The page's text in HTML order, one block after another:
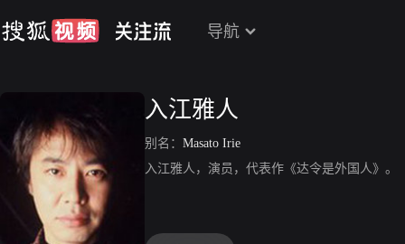
导航
入江雅人
别名： Masato Irie
入江雅人，演员，代表作《达令是外国人》。